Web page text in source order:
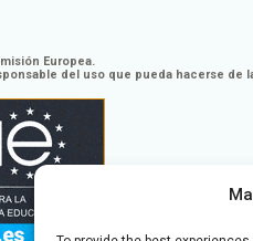
Europea.
del uso que pueda hacerse de